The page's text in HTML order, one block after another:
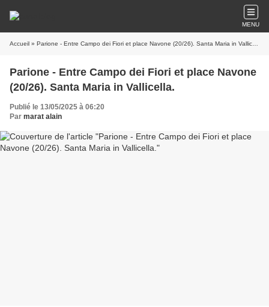
MENU
Accueil » Parione - Entre Campo dei Fiori et place Navone (20/26). Santa Maria in Vallicella.
Parione - Entre Campo dei Fiori et place Navone
(20/26). Santa Maria in Vallicella.
Publié le 13/05/2025 à 06:20
Par marat alain